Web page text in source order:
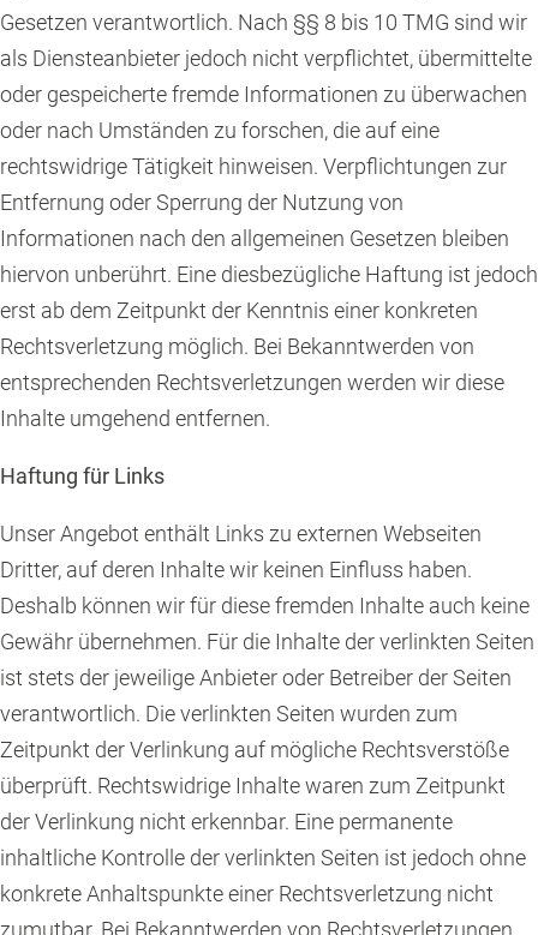
Gesetzen verantwortlich. Nach §§ 8 bis 10 TMG sind wir
als Diensteanbieter jedoch nicht verpflichtet, übermittelte
oder gespeicherte fremde Informationen zu überwachen
oder nach Umständen zu forschen, die auf eine
rechtswidrige Tätigkeit hinweisen. Verpflichtungen zur
Entfernung oder Sperrung der Nutzung von
Informationen nach den allgemeinen Gesetzen bleiben
hiervon unberührt. Eine diesbezügliche Haftung ist jedoch
erst ab dem Zeitpunkt der Kenntnis einer konkreten
Rechtsverletzung möglich. Bei Bekanntwerden von
entsprechenden Rechtsverletzungen werden wir diese
Inhalte umgehend entfernen.
Haftung für Links
Unser Angebot enthält Links zu externen Webseiten
Dritter, auf deren Inhalte wir keinen Einfluss haben.
Deshalb können wir für diese fremden Inhalte auch keine
Gewähr übernehmen. Für die Inhalte der verlinkten Seiten
ist stets der jeweilige Anbieter oder Betreiber der Seiten
verantwortlich. Die verlinkten Seiten wurden zum
Zeitpunkt der Verlinkung auf mögliche Rechtsverstöße
überprüft. Rechtswidrige Inhalte waren zum Zeitpunkt
der Verlinkung nicht erkennbar. Eine permanente
inhaltliche Kontrolle der verlinkten Seiten ist jedoch ohne
konkrete Anhaltspunkte einer Rechtsverletzung nicht
zumutbar. Bei Bekanntwerden von Rechtsverletzungen